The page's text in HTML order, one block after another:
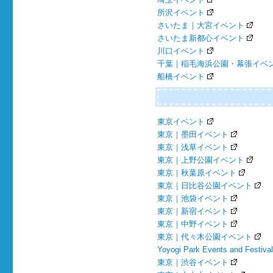
所沢イベント
さいたま｜大宮イベント
さいたま新都心イベント
川口イベント
千葉｜稲毛海浜公園・幕張イベ
船橋イベント
東京イベント
東京｜墨田イベント
東京｜浅草イベント
東京｜上野公園イベント
東京｜秋葉原イベント
東京｜日比谷公園イベント
東京｜池袋イベント
東京｜新宿イベント
東京｜中野イベント
東京｜代々木公園イベント
Yoyogi Park Events and
東京｜渋谷イベント